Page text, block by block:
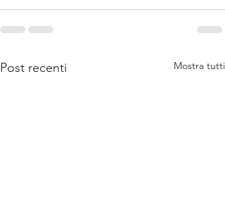
Post recenti Mostra tutti